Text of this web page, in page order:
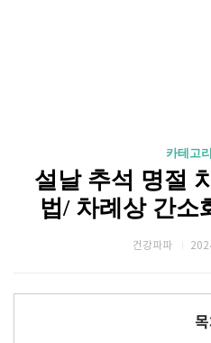
카테고
설날 추석 명절
법/ 차례상 간소
건강파파